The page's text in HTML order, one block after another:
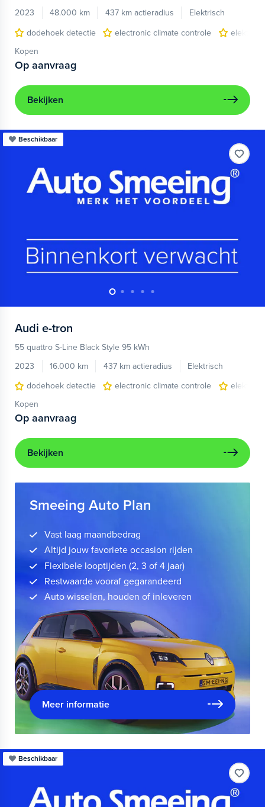
2023
48.000 km 437 km actieradius
Elektrisch
dodehoek detectie
electronic climate controle
Kopen
Op aanvraag
Bekijken
Beschikbaar
Audi e-tron
55 quattro S-Line Black Style 95 kWh
2023
16.000 km 437 km actieradius
Elektrisch
dodehoek detectie
electronic climate controle
Kopen
Op aanvraag
Bekijken
Smeeing Auto Plan
Vast laag maandbedrag
Altijd jouw favoriete occasion rijden
Flexibele looptijden (2, 3 of 4 jaar)
Restwaarde vooraf gegarandeerd
Auto wisselen, houden of inleveren
Meer informatie
Beschikbaar